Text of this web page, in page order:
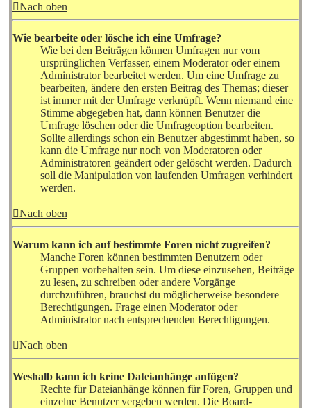
Nach oben
Wie bearbeite oder lösche ich eine Umfrage?
Wie bei den Beiträgen können Umfragen nur vom
ursprünglichen Verfasser, einem Moderator oder einem
Administrator bearbeitet werden. Um eine Umfrage zu
bearbeiten, ändere den ersten Beitrag des Themas; dieser
ist immer mit der Umfrage verknüpft. Wenn niemand eine
Stimme abgegeben hat, dann können Benutzer die
Umfrage löschen oder die Umfrageoption bearbeiten.
Sollte allerdings schon ein Benutzer abgestimmt haben, so
kann die Umfrage nur noch von Moderatoren oder
Administratoren geändert oder gelöscht werden. Dadurch
soll die Manipulation von laufenden Umfragen verhindert
werden.
Nach oben
Warum kann ich auf bestimmte Foren nicht zugreifen?
Manche Foren können bestimmten Benutzern oder
Gruppen vorbehalten sein. Um diese einzusehen, Beiträge
zu lesen, zu schreiben oder andere Vorgänge
durchzuführen, brauchst du möglicherweise besondere
Berechtigungen. Frage einen Moderator oder
Administrator nach entsprechenden Berechtigungen.
Nach oben
Weshalb kann ich keine Dateianhänge anfügen?
Rechte für Dateianhänge können für Foren, Gruppen und
einzelne Benutzer vergeben werden. Die Board-